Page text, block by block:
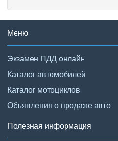
Меню
Экзамен ПДД онлайн
Каталог автомобилей
Каталог мотоциклов
Объявления о продаже авто
Полезная информация